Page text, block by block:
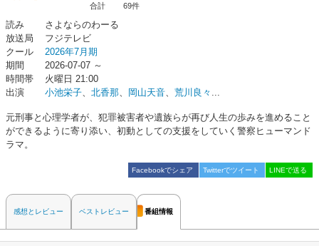
合計
69件
読み
さよならのわーる
放送局
フジテレビ
クール
2026年7月期
期間
2026-07-07 ～
時間帯
火曜日 21:00
出演
小池栄子、 北香那、 岡山天音、 荒川良々 ...
元刑事と心理学者が、犯罪被害者や遺族らが再び人生の歩みを進めること
ができるように寄り添い、初動としての支援をしていく警察ヒューマンド
ラマ。
Facebookでシェア Twitterでツイート LINEで送る
感想とレビュー ベストレビュー 番組情報